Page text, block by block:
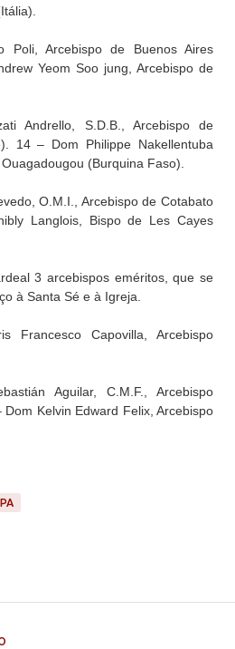
Poli, Arcebispo de Buenos Aires
Yeom Soo jung, Arcebispo de
Andrello, S.D.B., Arcebispo de
14 – Dom Philippe Nakellentuba
(Burquina Faso).
O.M.I., Arcebispo de Cotabato
Langlois, Bispo de Les Cayes
3 arcebispos eméritos, que se
à Santa Sé e à Igreja.
Francesco Capovilla, Arcebispo
Aguilar, C.M.F., Arcebispo
Kelvin Edward Felix, Arcebispo